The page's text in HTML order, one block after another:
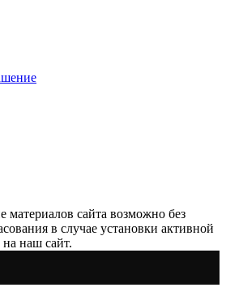
материалов сайта возможно без
в случае установки активной
наш сайт.